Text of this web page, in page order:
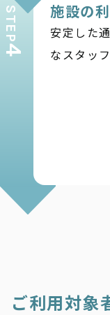
STEP
4
施設の
安定した
なスタッ
ご利用対象